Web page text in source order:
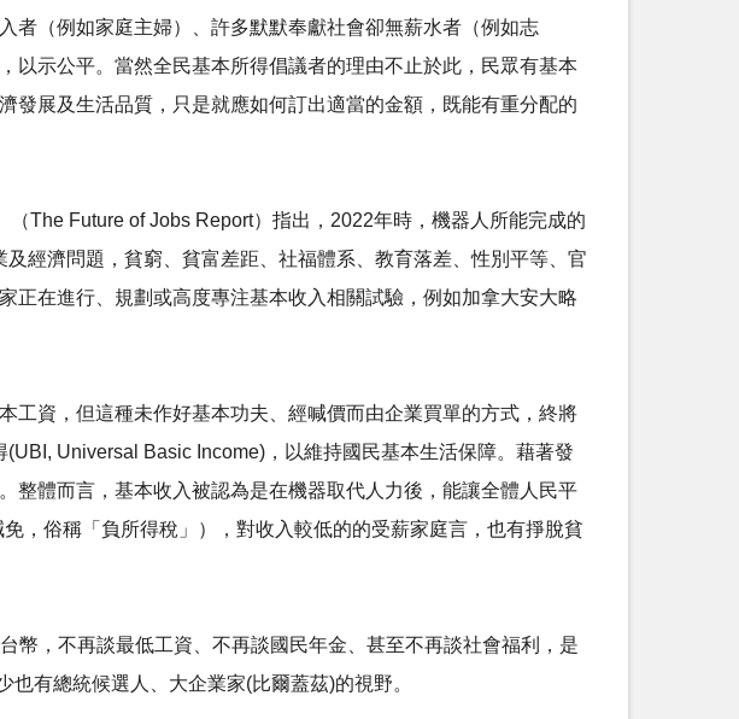
者（例如家庭主婦）、許多默默奉獻社會卻無薪水者（例如志
以示公平。當然全民基本所得倡議者的理由不止於此，民眾有基本
發展及生活品質，只是就應如何訂出適當的金額，既能有重分配的
The Future of Jobs Report）指出，2022年時，機器人所能完成的
經濟問題，貧窮、貧富差距、社福體系、教育落差、性別平等、官
正在進行、規劃或高度專注基本收入相關試驗，例如加拿大安大略
工資，但這種未作好基本功夫、經喊價而由企業買單的方式，終將
Universal Basic Income)，以維持國民基本生活保障。藉著發
整體而言，基本收入被認為是在機器取代人力後，能讓全體人民平
，俗稱「負所得稅」），對收入較低的的受薪家庭言，也有掙脫貧
幣，不再談最低工資、不再談國民年金、甚至不再談社會福利，是
有總統候選人、大企業家(比爾蓋茲)的視野。